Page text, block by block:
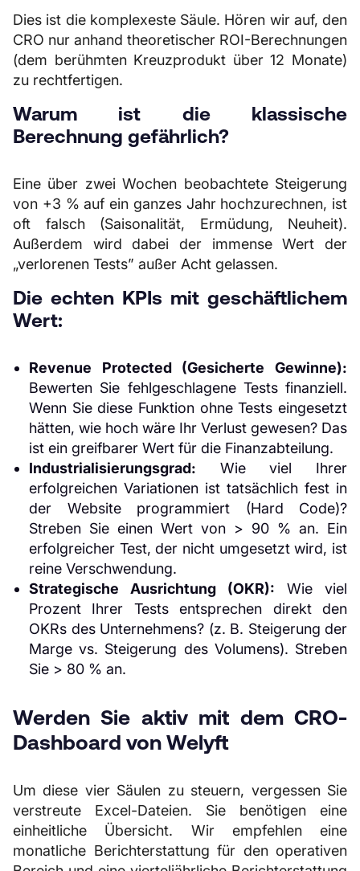
Dies ist die komplexeste Säule. Hören wir auf, den
CRO nur anhand theoretischer ROI-Berechnungen
(dem berühmten Kreuzprodukt über 12 Monate)
zu rechtfertigen.
Warum ist die klassische
Berechnung gefährlich?
Eine über zwei Wochen beobachtete Steigerung
von +3 % auf ein ganzes Jahr hochzurechnen, ist
oft falsch (Saisonalität, Ermüdung, Neuheit).
Außerdem wird dabei der immense Wert der
„verlorenen Tests” außer Acht gelassen.
Die echten KPIs mit geschäftlichem
Wert:
Revenue Protected (Gesicherte Gewinne):
Bewerten Sie fehlgeschlagene Tests finanziell.
Wenn Sie diese Funktion ohne Tests eingesetzt
hätten, wie hoch wäre Ihr Verlust gewesen? Das
ist ein greifbarer Wert für die Finanzabteilung.
Industrialisierungsgrad: Wie viel Ihrer
erfolgreichen Variationen ist tatsächlich fest in
der Website programmiert (Hard Code)?
Streben Sie einen Wert von > 90 % an. Ein
erfolgreicher Test, der nicht umgesetzt wird, ist
reine Verschwendung.
Strategische Ausrichtung (OKR): Wie viel
Prozent Ihrer Tests entsprechen direkt den
OKRs des Unternehmens? (z. B. Steigerung der
Marge vs. Steigerung des Volumens). Streben
Sie > 80 % an.
Werden Sie aktiv mit dem CRO-
Dashboard von Welyft
Um diese vier Säulen zu steuern, vergessen Sie
verstreute Excel-Dateien. Sie benötigen eine
einheitliche Übersicht. Wir empfehlen eine
monatliche Berichterstattung für den operativen